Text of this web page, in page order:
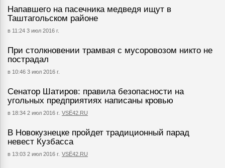
Напавшего на пасечника медведя ищут в
Таштагольском районе
в 11:24 3 июл 2016 г.
При столкновении трамвая с мусоровозом никто не
пострадал
в 10:46 3 июл 2016 г.
Сенатор Шатиров: правила безопасности на
угольных предприятиях написаны кровью
в 18:34 2 июл 2016 г. VSЁ42.RU
В Новокузнецке пройдет традиционный парад
невест Кузбасса
в 13:03 2 июл 2016 г. VSЁ42.RU